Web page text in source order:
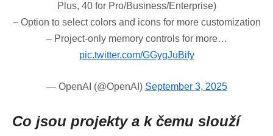
Plus, 40 for Pro/Business/Enterprise)
– Option to select colors and icons for more customization
– Project-only memory controls for more…
pic.twitter.com/GGygJuBify
— OpenAI (@OpenAI) September 3, 2025
Co jsou projekty a k čemu slouží